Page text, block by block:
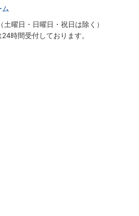
ム
曜日・日曜日・祝日は除く）
時間受付しております。